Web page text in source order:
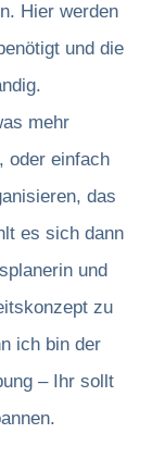
Hier werden
und die
mehr
oder einfach
das
es sich dann
und
zu
ich bin der
– Ihr sollt